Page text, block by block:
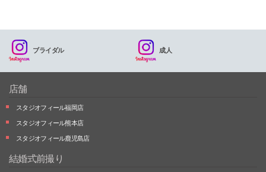
ブライダル 成人
店舗
スタジオフィール福岡店
スタジオフィール熊本店
スタジオフィール鹿児島店
結婚式前撮り